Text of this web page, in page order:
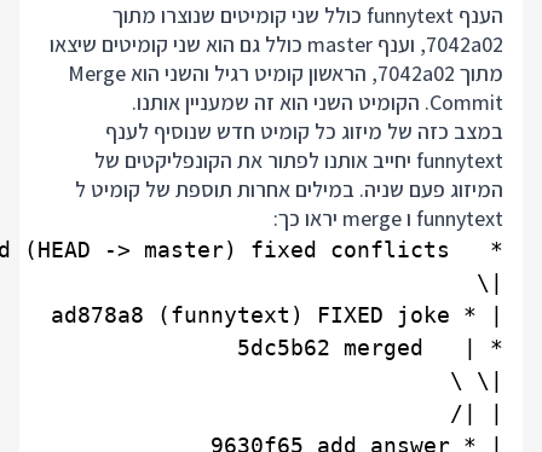
הענף funnytext כולל שני קומיטים שנוצרו מתוך
7042a02, וענף master כולל גם הוא שני קומיטים שיצאו
מתוך 7042a02, הראשון קומיט רגיל והשני הוא Merge
Commit. הקומיט השני הוא זה שמעניין אותנו.
במצב כזה של מיזוג כל קומיט חדש שנוסיף לענף
funnytext יחייב אותנו לפתור את הקונפליקטים של
המיזוג פעם שניה. במילים אחרות תוספת של קומיט ל
funnytext ו merge יראו כך: